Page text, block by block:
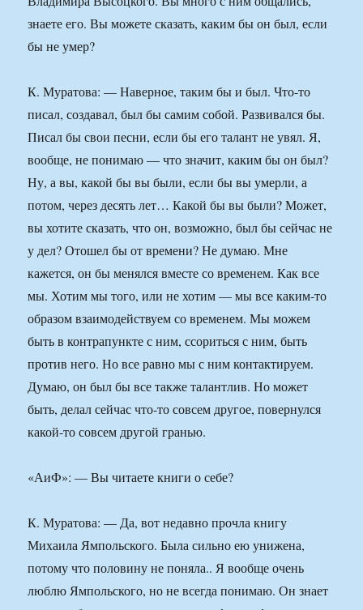
знаете его. Вы можете сказать, каким бы он был, если
бы не умер?
К. Муратова: — Наверное, таким бы и был. Что-то
писал, создавал, был бы самим собой. Развивался бы.
Писал бы свои песни, если бы его талант не увял. Я,
вообще, не понимаю — что значит, каким бы он был?
Ну, а вы, какой бы вы были, если бы вы умерли, а
потом, через десять лет… Какой бы вы были? Может,
вы хотите сказать, что он, возможно, был бы сейчас не
у дел? Отошел бы от времени? Не думаю. Мне
кажется, он бы менялся вместе со временем. Как все
мы. Хотим мы того, или не хотим — мы все каким-то
образом взаимодействуем со временем. Мы можем
быть в контрапункте с ним, ссориться с ним, быть
против него. Но все равно мы с ним контактируем.
Думаю, он был бы все также талантлив. Но может
быть, делал сейчас что-то совсем другое, повернулся
какой-то совсем другой гранью.
«АиФ»: — Вы читаете книги о себе?
К. Муратова: — Да, вот недавно прочла книгу
Михаила Ямпольского. Была сильно ею унижена,
потому что половину не поняла.. Я вообще очень
люблю Ямпольского, но не всегда понимаю. Он знает